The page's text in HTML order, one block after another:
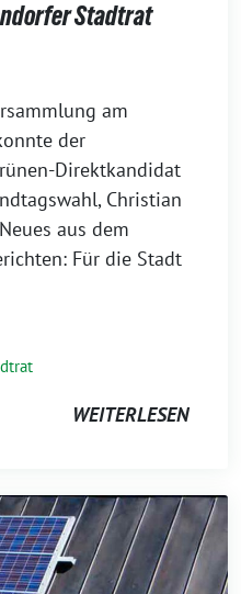
Stadtrat
am
der
Direktkandidat
Christian
aus dem
Für die Stadt
WEITERLESEN